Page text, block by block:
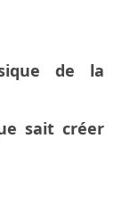
de la
sait créer